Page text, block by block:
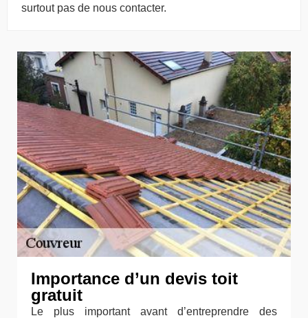
surtout pas de nous contacter.
Importance d’un devis toit
gratuit
Le plus important avant d’entreprendre des